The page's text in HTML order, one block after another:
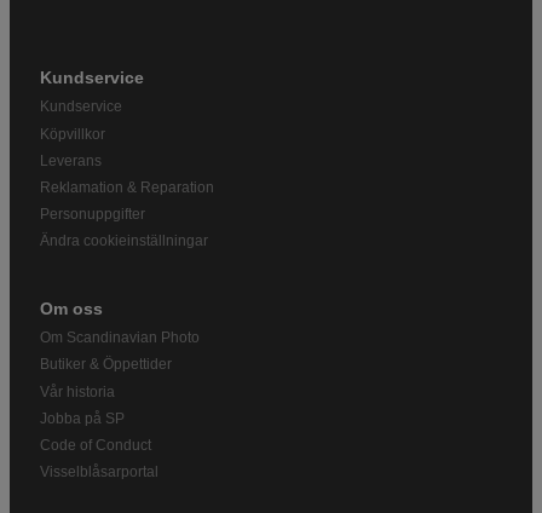
Kundservice
Kundservice
Köpvillkor
Leverans
Reklamation & Reparation
Personuppgifter
Ändra cookieinställningar
Om oss
Om Scandinavian Photo
Butiker & Öppettider
Vår historia
Jobba på SP
Code of Conduct
Visselblåsarportal